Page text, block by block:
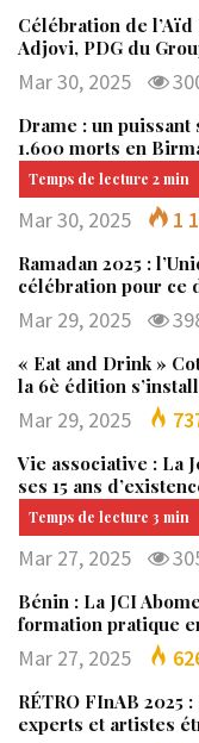
Célébration de
Adjovi, PDG du
Mar 30, 2025
Drame : un puissant
1.600 morts en
Mar 30, 2025 1
Ramadan 2025 :
célébration pour ce
Mar 29, 2025
« Eat and Drink »
la 6è édition
Mar 29, 2025
Vie associative : La
ses 15 ans
Mar 27, 2025
Bénin : La JCI
formation pratique
Mar 27, 2025
RÉTRO FInAB 2025
experts et artistes